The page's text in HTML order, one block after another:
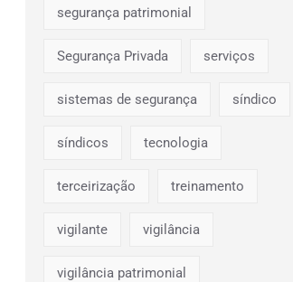
segurança patrimonial
Segurança Privada serviços
sistemas de segurança síndico
síndicos tecnologia
terceirização treinamento
vigilante vigilância
vigilância patrimonial